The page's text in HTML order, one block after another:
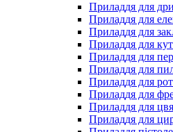
Приладдя для
Приладдя для
Приладдя для
Приладдя для
Приладдя для
Приладдя для
Приладдя для
Приладдя для
Приладдя для
Приладдя для